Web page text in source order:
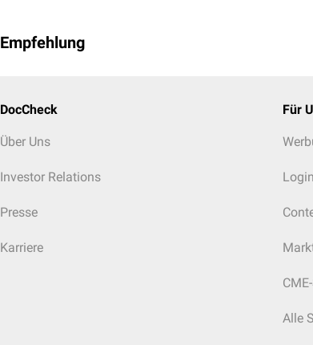
Empfehlung
DocCheck
Über Uns
Investor Relations
Presse
Karriere
Für
Alle